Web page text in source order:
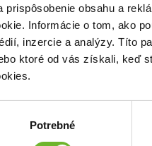
prispôsobenie obsahu a
Informácie o tom, ako
inzercie a analýzy. Títo
ktoré od vás získali, keď
Potrebné
19. júl 2022
Priatelia,Katka ma za sebou
pomoc